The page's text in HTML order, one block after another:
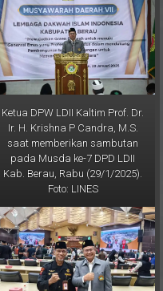
Ketua DPW LDII Kaltim Prof. Dr.
Ir. H. Krishna P Candra, M.S.
saat memberikan sambutan
pada Musda ke-7 DPD LDII
Kab. Berau, Rabu (29/1/2025).
Foto: LINES